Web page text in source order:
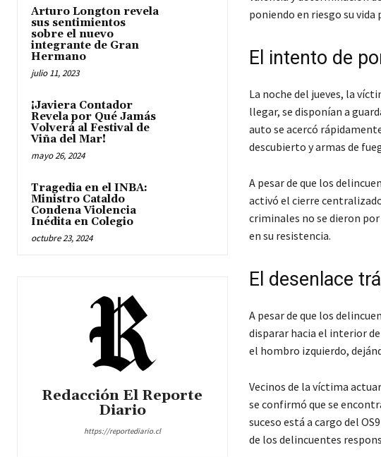
Arturo Longton revela
sus sentimientos
sobre el nuevo
integrante de Gran
Hermano
julio 11, 2023
¡Javiera Contador
Revela por Qué Jamás
Volverá al Festival de
Viña del Mar!
mayo 26, 2024
Tragedia en el INBA:
Ministro Cataldo
Condena Violencia
Inédita en Colegio
octubre 23, 2024
Redacción El Reporte
Diario
https://reportediario.cl
poniendo en riesgo su vida
El intento de
La noche del jueves, la
llegar, se disponían a
auto se acercó
descubierto y armas de
A pesar de que los
activó el cierre
criminales no se dieron
en su resistencia.
El desenlace
A pesar de que los
disparar hacia el interior
el hombro izquierdo,
Vecinos de la víctima
se confirmó que se
suceso está a cargo del
de los delincuentes